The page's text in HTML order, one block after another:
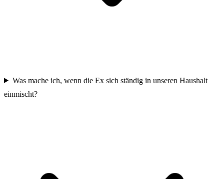
Was mache ich, wenn die Ex sich ständig in unseren Haushalt
einmischt?